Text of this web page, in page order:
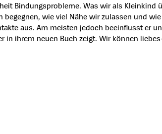
Bindungsprobleme. Was wir als Kleinkind
wie viel Nähe wir zulassen und
aus. Am meisten jedoch beeinflusst er
ihrem neuen Buch zeigt. Wir können